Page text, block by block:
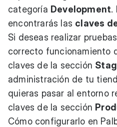
categoría Development.
encontrarás las claves
Si deseas realizar
correcto funcionamiento
claves de la sección
administración de tu
quieras pasar al entorno
claves de la sección
Cómo configurarlo en